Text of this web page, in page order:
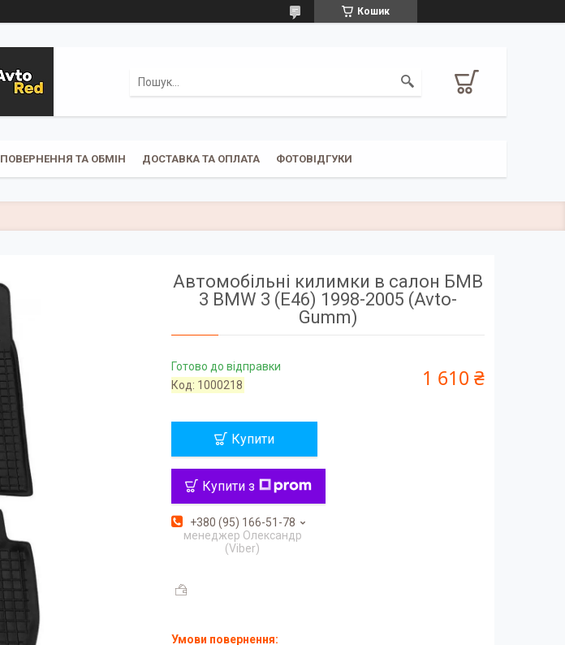
Кошик
ПОВЕРНЕННЯ ТА ОБМІН ДОСТАВКА ТА ОПЛАТА ФОТОВІДГУКИ
Автомобільні килимки в салон БМВ
3 BMW 3 (E46) 1998-2005 (Avto-
Gumm)
Готово до відправки
Код: 1000218 1 610 ₴
Купити
Купити з
+380 (95) 166-51-78
менеджер Олександр
(Viber)